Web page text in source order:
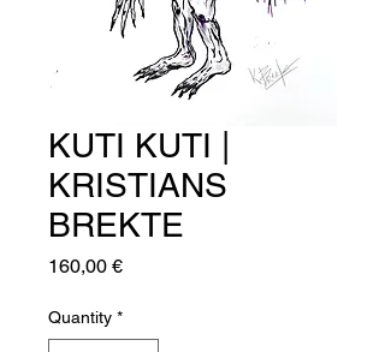
KUTI KUTI |
KRISTIANS
BREKTE
160,00 €Price
Quantity *